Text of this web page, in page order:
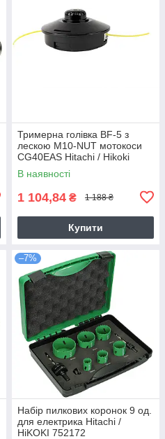
Тримерна голівка BF-5 з
лескою M10-NUT мотокоси
CG40EAS Hitachi / Hikoki
6695784
В наявності
1 104,84 ₴ 1 188 ₴
Купити
–7%
Набір пилкових коронок 9 од.
для електрика Hitachi /
HiKOKI 752172